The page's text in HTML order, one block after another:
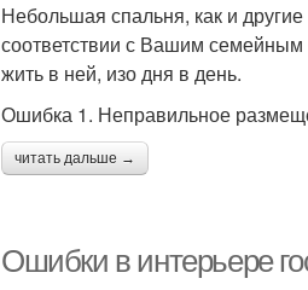
Небольшая спальня, как и
соответствии с Вашим семейным
жить в ней, изо дня в день.
Ошибка 1. Неправильное
читать дальше →
Ошибки в интерьере